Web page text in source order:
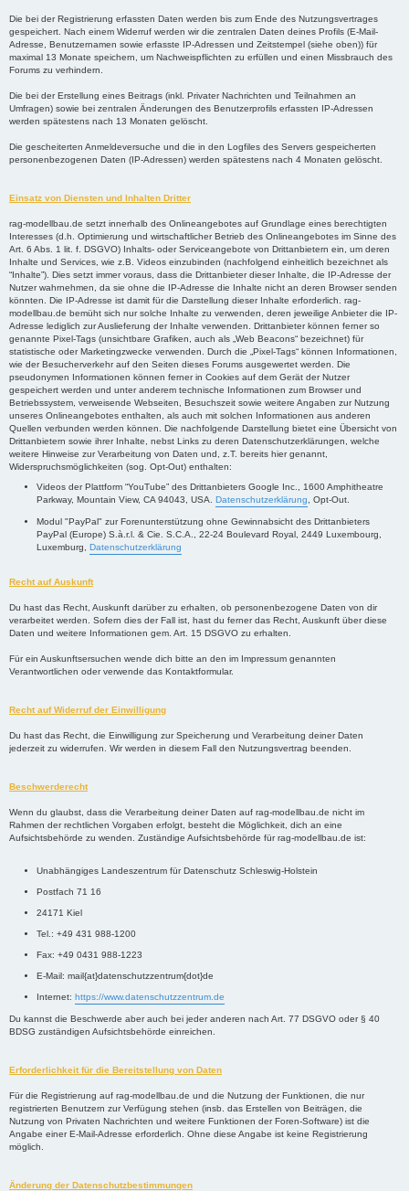
Die bei der Registrierung erfassten Daten werden bis zum Ende des Nutzungsvertrages
gespeichert. Nach einem Widerruf werden wir die zentralen Daten deines Profils (E-Mail-
Adresse, Benutzernamen sowie erfasste IP-Adressen und Zeitstempel (siehe oben)) für
maximal 13 Monate speichern, um Nachweispflichten zu erfüllen und einen Missbrauch des
Forums zu verhindern.
Die bei der Erstellung eines Beitrags (inkl. Privater Nachrichten und Teilnahmen an
Umfragen) sowie bei zentralen Änderungen des Benutzerprofils erfassten IP-Adressen
werden spätestens nach 13 Monaten gelöscht.
Die gescheiterten Anmeldeversuche und die in den Logfiles des Servers gespeicherten
personenbezogenen Daten (IP-Adressen) werden spätestens nach 4 Monaten gelöscht.
Einsatz von Diensten und Inhalten Dritter
rag-modellbau.de setzt innerhalb des Onlineangebotes auf Grundlage eines berechtigten
Interesses (d.h. Optimierung und wirtschaftlicher Betrieb des Onlineangebotes im Sinne des
Art. 6 Abs. 1 lit. f. DSGVO) Inhalts- oder Serviceangebote von Drittanbietern ein, um deren
Inhalte und Services, wie z.B. Videos einzubinden (nachfolgend einheitlich bezeichnet als
“Inhalte”). Dies setzt immer voraus, dass die Drittanbieter dieser Inhalte, die IP-Adresse der
Nutzer wahrnehmen, da sie ohne die IP-Adresse die Inhalte nicht an deren Browser senden
könnten. Die IP-Adresse ist damit für die Darstellung dieser Inhalte erforderlich. rag-
modellbau.de bemüht sich nur solche Inhalte zu verwenden, deren jeweilige Anbieter die IP-
Adresse lediglich zur Auslieferung der Inhalte verwenden. Drittanbieter können ferner so
genannte Pixel-Tags (unsichtbare Grafiken, auch als „Web Beacons“ bezeichnet) für
statistische oder Marketingzwecke verwenden. Durch die „Pixel-Tags“ können Informationen,
wie der Besucherverkehr auf den Seiten dieses Forums ausgewertet werden. Die
pseudonymen Informationen können ferner in Cookies auf dem Gerät der Nutzer
gespeichert werden und unter anderem technische Informationen zum Browser und
Betriebssystem, verweisende Webseiten, Besuchszeit sowie weitere Angaben zur Nutzung
unseres Onlineangebotes enthalten, als auch mit solchen Informationen aus anderen
Quellen verbunden werden können. Die nachfolgende Darstellung bietet eine Übersicht von
Drittanbietern sowie ihrer Inhalte, nebst Links zu deren Datenschutzerklärungen, welche
weitere Hinweise zur Verarbeitung von Daten und, z.T. bereits hier genannt,
Widerspruchsmöglichkeiten (sog. Opt-Out) enthalten:
Videos der Plattform “YouTube” des Drittanbieters Google Inc., 1600 Amphitheatre
Parkway, Mountain View, CA 94043, USA. Datenschutzerklärung , Opt-Out.
Modul "PayPal" zur Forenunterstützung ohne Gewinnabsicht des Drittanbieters
PayPal (Europe) S.à.r.l. & Cie. S.C.A., 22-24 Boulevard Royal, 2449 Luxembourg,
Luxemburg, Datenschutzerklärung
Recht auf Auskunft
Du hast das Recht, Auskunft darüber zu erhalten, ob personenbezogene Daten von dir
verarbeitet werden. Sofern dies der Fall ist, hast du ferner das Recht, Auskunft über diese
Daten und weitere Informationen gem. Art. 15 DSGVO zu erhalten.
Für ein Auskunftsersuchen wende dich bitte an den im Impressum genannten
Verantwortlichen oder verwende das Kontaktformular.
Recht auf Widerruf der Einwilligung
Du hast das Recht, die Einwilligung zur Speicherung und Verarbeitung deiner Daten
jederzeit zu widerrufen. Wir werden in diesem Fall den Nutzungsvertrag beenden.
Beschwerderecht
Wenn du glaubst, dass die Verarbeitung deiner Daten auf rag-modellbau.de nicht im
Rahmen der rechtlichen Vorgaben erfolgt, besteht die Möglichkeit, dich an eine
Aufsichtsbehörde zu wenden. Zuständige Aufsichtsbehörde für rag-modellbau.de ist:
Unabhängiges Landeszentrum für Datenschutz Schleswig-Holstein
Postfach 71 16
24171 Kiel
Tel.: +49 431 988-1200
Fax: +49 0431 988-1223
E-Mail: mail{at}datenschutzzentrum{dot}de
Internet: https://www.datenschutzzentrum.de
Du kannst die Beschwerde aber auch bei jeder anderen nach Art. 77 DSGVO oder § 40
BDSG zuständigen Aufsichtsbehörde einreichen.
Erforderlichkeit für die Bereitstellung von Daten
Für die Registrierung auf rag-modellbau.de und die Nutzung der Funktionen, die nur
registrierten Benutzern zur Verfügung stehen (insb. das Erstellen von Beiträgen, die
Nutzung von Privaten Nachrichten und weitere Funktionen der Foren-Software) ist die
Angabe einer E-Mail-Adresse erforderlich. Ohne diese Angabe ist keine Registrierung
möglich.
Änderung der Datenschutzbestimmungen